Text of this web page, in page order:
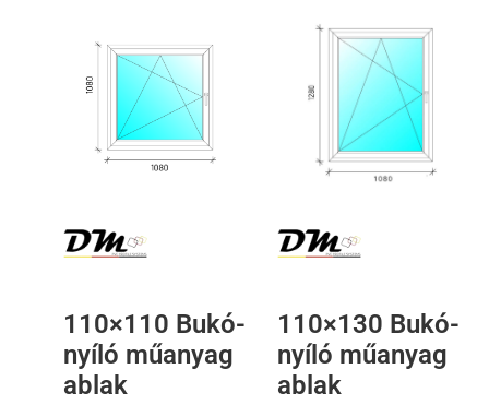
110×110 Bukó-
nyíló műanyag
ablak
110×130 Bukó-
nyíló műanyag
ablak